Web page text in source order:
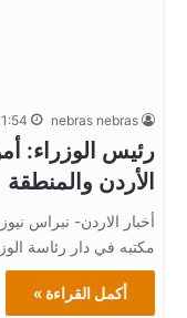
nebras nebras 1:54 م 07/06/2026
رئيس الوزراء:
الأردن والمنطقة
أخبار الاردن- نبراس
مكتبه في دار رئاسة
أكمل القراءة »